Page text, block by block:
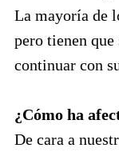
La mayoría de
pero tienen
continuar con
¿Cómo ha
De cara a